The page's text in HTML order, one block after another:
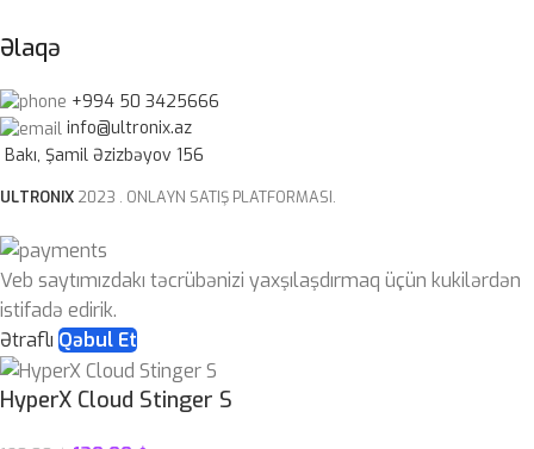
Əlaqə
+994 50 3425666
info@ultronix.az
Bakı, Şamil Əzizbəyov 156
ULTRONIX 2023 . ONLAYN SATIŞ PLATFORMASI.
Veb saytımızdakı təcrübənizi yaxşılaşdırmaq üçün kukilərdən
istifadə edirik.
Ətraflı Qəbul Et
HyperX Cloud Stinger S